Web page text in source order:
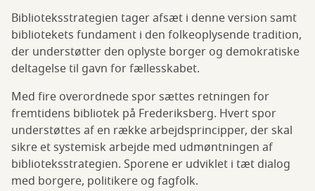
Biblioteksstrategien tager afsæt i denne version samt
bibliotekets fundament i den folkeoplysende tradition,
der understøtter den oplyste borger og demokratiske
deltagelse til gavn for fællesskabet.
Med fire overordnede spor sættes retningen for
fremtidens bibliotek på Frederiksberg. Hvert spor
understøttes af en række arbejdsprincipper, der skal
sikre et systemisk arbejde med udmøntningen af
biblioteksstrategien. Sporene er udviklet i tæt dialog
med borgere, politikere og fagfolk.